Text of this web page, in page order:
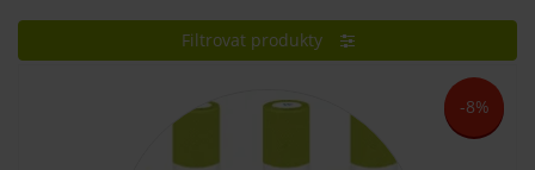
Filtrovat produkty
-8%